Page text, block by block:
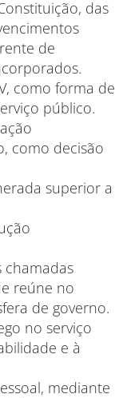
das
de
como forma de
público.
como decisão
superior a
chamadas
reúne no
de governo.
no serviço
e à
mediante